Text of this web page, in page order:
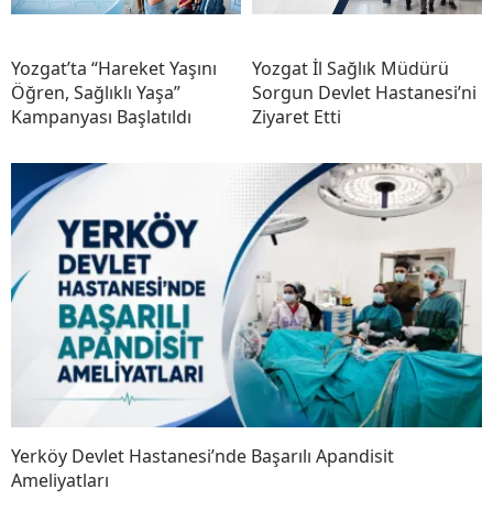
Yozgat’ta “Hareket Yaşını
Öğren, Sağlıklı Yaşa”
Kampanyası Başlatıldı
Yozgat İl Sağlık Müdürü
Sorgun Devlet Hastanesi’ni
Ziyaret Etti
Yerköy Devlet Hastanesi’nde Başarılı Apandisit
Ameliyatları